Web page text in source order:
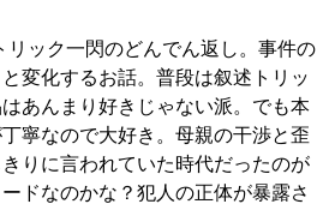
リック一閃のどんでん返し。事件の
変化するお話。普段は叙述トリッ
あんまり好きじゃない派。でも本
寧なので大好き。母親の干渉と歪
りに言われていた時代だったのが
ドなのかな？犯人の正体が暴露さ